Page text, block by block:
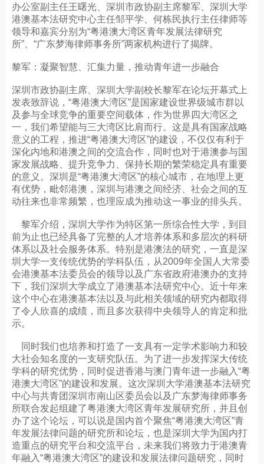
办公室副主任王曙光、深圳市政协副主席黎军、深圳大学
港澳基本法研究中心主任邹平学、何栋民执行主任律师等
领导和嘉宾分别为“粤港澳大湾区青年发展法律研究
所”、“广东梦海律师事务所”两家机构进行了揭牌。
黎军：凝聚智慧、汇集力量，推动青年进一步融合
深圳市政协副主席、深圳大学副校长黎军在论坛开幕式上
发表致辞说，“粤港澳大湾区”是国家建设世界级城市群以
及参与全球竞争的重要空间载体，作为世界四大湾区之
一，我们希望能与三大湾区比肩而行。这是具有国家战略
意义的工程，推进“粤港澳大湾区”的建设，不仅仅有利于
深化内地和港澳之间的交流合作，同时也对于港澳参与国
家发展战略、提升竞争力、保持长期的繁荣稳定具有重要
的意义。深圳是“粤港澳大湾区”的核心城市，在地理上更
有优势，毗邻港澳，深圳与港澳之间经济、社会之间的互
动往来也非常频繁，也理应成为推动这一事业的排头兵。
黎军介绍，深圳大学作为特区第一所综合性大学，到目
前为止也已经具备了完整的人才培养体系和多层次的科研
体系以及社会服务体系。特别是港澳法的研究，一直是深
圳大学一支传统优势的学科队伍，从2009年全国人大常委
会港澳基本法委员会的领导以及广东省政府港澳办的支持
下，我们深圳大学成立了港澳基本法研究中心。近十年来
这个中心在港澳基本法以及与此相关领域的研究内都取得
了令人欣喜的成绩，而且多次获得中央领导人的肯定和批
示。
同时我们也培养和打造了一支具有一定学术影响力和较
大社会知名度的一支研究队伍。为了进一步发挥深大传统
学科的研究优势，同时促进香港与澳门青年进一步融入“粤
港澳大湾区”的建设和发展。这次深圳大学港澳基本法研究
中心与共青团深圳市南山区委员会以及广东梦海律师事务
所联合发起组建了粤港澳大湾区青年发展研究所，并且创
办了这个论坛，可以说是国内首个聚焦“粤港澳大湾区”青
年发展法律问题的研究所和论坛，也是深圳大学为国内打
造重点的研究平台和交流平台，未来我们将致力于港澳青
年融入“粤港澳大湾区”的建设和发展法律问题研究，同时